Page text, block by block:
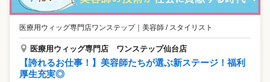
医療用ウィッグ専門店ワンステップ｜ 美容師 / スタイリスト
医療用ウィッグ専門店 ワンステップ仙台店
【誇れるお仕事！】美容師たちが選ぶ新ステージ！福利
厚生充実◎